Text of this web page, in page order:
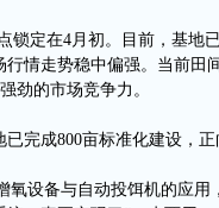
锁定在4月初。目前，基地
情走势稳中偏强。当前田
劲的市场竞争力。
完成800亩标准化建设，正
氧设备与自动投饵机的应用